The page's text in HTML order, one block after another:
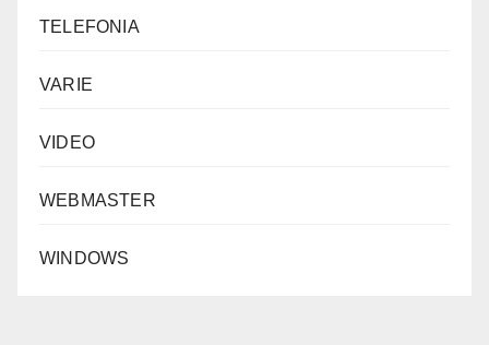
TELEFONIA
VARIE
VIDEO
WEBMASTER
WINDOWS